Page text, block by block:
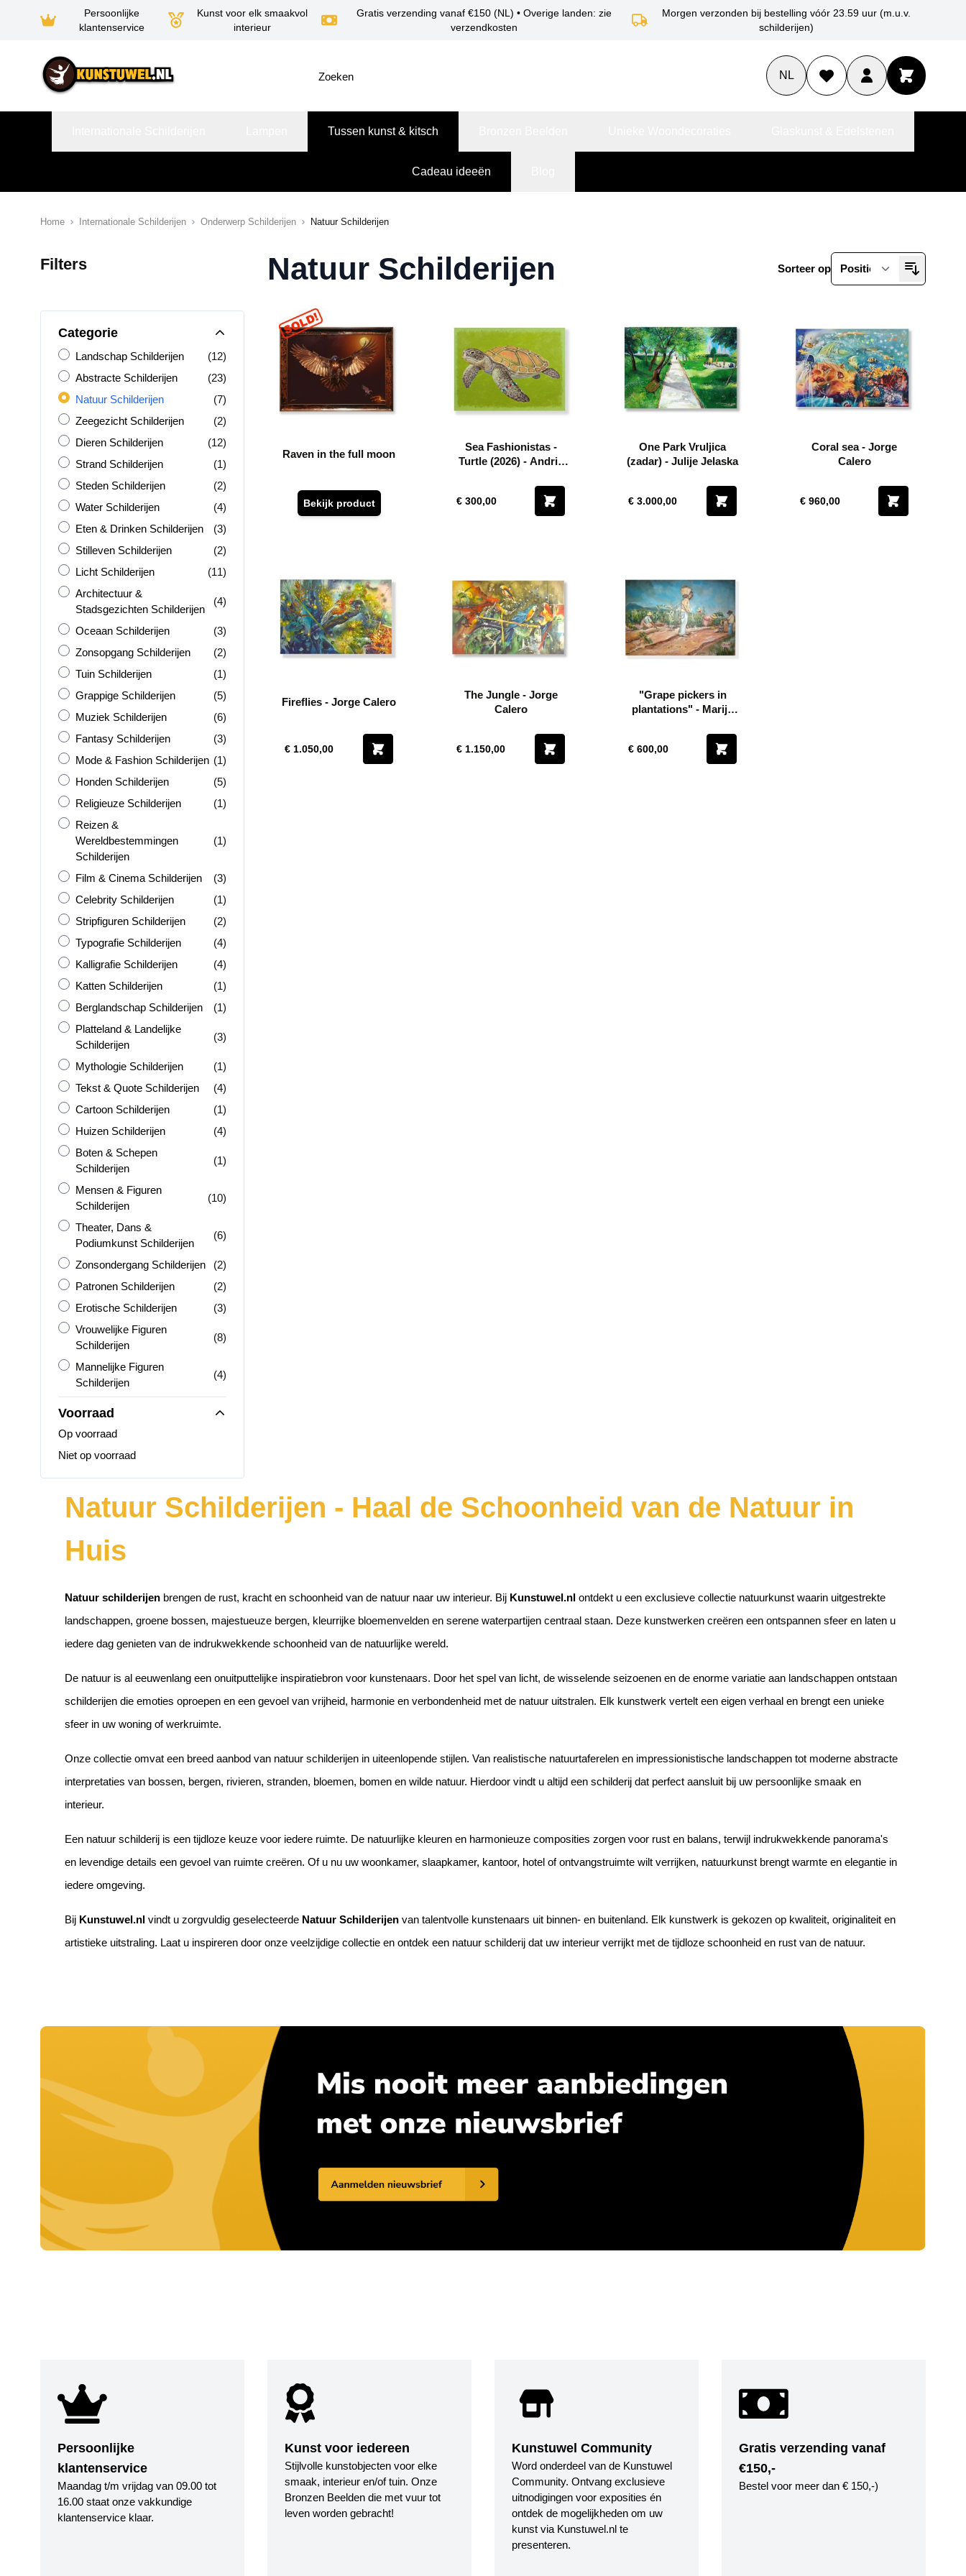
Persoonlijke
klantenservice
Kunst voor elk smaakvol
interieur
Gratis verzending vanaf €150 (NL) • Overige landen: zie
verzendkosten
Morgen verzonden bij bestelling vóór 23.59 uur (m.u.v.
schilderijen)
NL
Tussen kunst & kitsch
Cadeau ideeën
Home Internationale Schilderijen Onderwerp Schilderijen Natuur Schilderijen
Filters
Categorie
Landschap Schilderijen
Landschap Schilderijen (12)
Abstracte Schilderijen
Abstracte Schilderijen (23)
Natuur Schilderijen
Natuur Schilderijen (7)
Zeegezicht Schilderijen
Zeegezicht Schilderijen (2)
Dieren Schilderijen
Dieren Schilderijen (12)
Strand Schilderijen
Strand Schilderijen (1)
Steden Schilderijen
Steden Schilderijen (2)
Water Schilderijen
Water Schilderijen (4)
Eten &amp; Drinken Schilderijen
Eten & Drinken Schilderijen (3)
Stilleven Schilderijen
Stilleven Schilderijen (2)
Licht Schilderijen
Licht Schilderijen (11)
Architectuur &amp; Stadsgezichten Schilderijen
Architectuur &
Stadsgezichten Schilderijen
(4)
Oceaan Schilderijen
Oceaan Schilderijen (3)
Zonsopgang Schilderijen
Zonsopgang Schilderijen (2)
Tuin Schilderijen
Tuin Schilderijen (1)
Grappige Schilderijen
Grappige Schilderijen (5)
Muziek Schilderijen
Muziek Schilderijen (6)
Fantasy Schilderijen
Fantasy Schilderijen (3)
Mode &amp; Fashion Schilderijen
Mode & Fashion Schilderijen (1)
Honden Schilderijen
Honden Schilderijen (5)
Religieuze Schilderijen
Religieuze Schilderijen (1)
Reizen &amp; Wereldbestemmingen Schilderijen
Reizen &
Wereldbestemmingen
Schilderijen
(1)
Film &amp; Cinema Schilderijen
Film & Cinema Schilderijen (3)
Celebrity Schilderijen
Celebrity Schilderijen (1)
Stripfiguren Schilderijen
Stripfiguren Schilderijen (2)
Typografie Schilderijen
Typografie Schilderijen (4)
Kalligrafie Schilderijen
Kalligrafie Schilderijen (4)
Katten Schilderijen
Katten Schilderijen (1)
Berglandschap Schilderijen
Berglandschap Schilderijen (1)
Platteland &amp; Landelijke Schilderijen
Platteland & Landelijke
Schilderijen
(3)
Mythologie Schilderijen
Mythologie Schilderijen (1)
Tekst &amp; Quote Schilderijen
Tekst & Quote Schilderijen (4)
Cartoon Schilderijen
Cartoon Schilderijen (1)
Huizen Schilderijen
Huizen Schilderijen (4)
Boten &amp; Schepen Schilderijen
Boten & Schepen
Schilderijen
(1)
Mensen &amp; Figuren Schilderijen
Mensen & Figuren
Schilderijen
(10)
Theater, Dans &amp; Podiumkunst Schilderijen
Theater, Dans &
Podiumkunst Schilderijen
(6)
Zonsondergang Schilderijen
Zonsondergang Schilderijen (2)
Patronen Schilderijen
Patronen Schilderijen (2)
Erotische Schilderijen
Erotische Schilderijen (3)
Vrouwelijke Figuren Schilderijen
Vrouwelijke Figuren
Schilderijen
(8)
Mannelijke Figuren Schilderijen
Mannelijke Figuren
Schilderijen
(4)
Voorraad
Op voorraad
Niet op voorraad
Natuur Schilderijen Sorteer op
Raven in the full moon
Bekijk product
Sea Fashionistas -
Turtle (2026) - Andriy
€ 300,00
One Park Vruljica
(zadar) - Julije Jelaska
€ 3.000,00
Coral sea - Jorge
Calero
€ 960,00
Fireflies - Jorge Calero
€ 1.050,00
The Jungle - Jorge
Calero
€ 1.150,00
"Grape pickers in
plantations" - Marija
€ 600,00
Natuur Schilderijen - Haal de Schoonheid van de Natuur in
Huis
Natuur schilderijen brengen de rust, kracht en schoonheid van de natuur naar uw interieur. Bij Kunstuwel.nl ontdekt u een exclusieve collectie natuurkunst waarin uitgestrekte
landschappen, groene bossen, majestueuze bergen, kleurrijke bloemenvelden en serene waterpartijen centraal staan. Deze kunstwerken creëren een ontspannen sfeer en laten u
iedere dag genieten van de indrukwekkende schoonheid van de natuurlijke wereld.
De natuur is al eeuwenlang een onuitputtelijke inspiratiebron voor kunstenaars. Door het spel van licht, de wisselende seizoenen en de enorme variatie aan landschappen ontstaan
schilderijen die emoties oproepen en een gevoel van vrijheid, harmonie en verbondenheid met de natuur uitstralen. Elk kunstwerk vertelt een eigen verhaal en brengt een unieke
sfeer in uw woning of werkruimte.
Onze collectie omvat een breed aanbod van natuur schilderijen in uiteenlopende stijlen. Van realistische natuurtaferelen en impressionistische landschappen tot moderne abstracte
interpretaties van bossen, bergen, rivieren, stranden, bloemen, bomen en wilde natuur. Hierdoor vindt u altijd een schilderij dat perfect aansluit bij uw persoonlijke smaak en
interieur.
Een natuur schilderij is een tijdloze keuze voor iedere ruimte. De natuurlijke kleuren en harmonieuze composities zorgen voor rust en balans, terwijl indrukwekkende panorama's
en levendige details een gevoel van ruimte creëren. Of u nu uw woonkamer, slaapkamer, kantoor, hotel of ontvangstruimte wilt verrijken, natuurkunst brengt warmte en elegantie in
iedere omgeving.
Bij Kunstuwel.nl vindt u zorgvuldig geselecteerde Natuur Schilderijen van talentvolle kunstenaars uit binnen- en buitenland. Elk kunstwerk is gekozen op kwaliteit, originaliteit en
artistieke uitstraling. Laat u inspireren door onze veelzijdige collectie en ontdek een natuur schilderij dat uw interieur verrijkt met de tijdloze schoonheid en rust van de natuur.
Persoonlijke
klantenservice
Maandag t/m vrijdag van 09.00 tot
16.00 staat onze vakkundige
klantenservice klaar.
Kunst voor iedereen
Stijlvolle kunstobjecten voor elke
smaak, interieur en/of tuin. Onze
Bronzen Beelden die met vuur tot
leven worden gebracht!
Kunstuwel Community
Word onderdeel van de Kunstuwel
Community. Ontvang exclusieve
uitnodigingen voor exposities én
ontdek de mogelijkheden om uw
kunst via Kunstuwel.nl te
presenteren.
Gratis verzending vanaf
€150,-
Bestel voor meer dan € 150,-)